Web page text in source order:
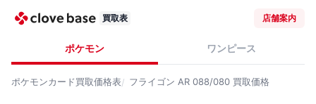
買取表 店舗案内
ポケモン ワンピース
ポケモンカード買取価格表 フライゴン AR 088/080 買取価格